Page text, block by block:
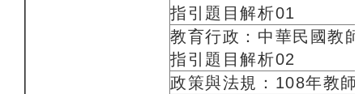
指引題目解析01
教育行政：中華民國教
指引題目解析02
政策與法規：108年教師